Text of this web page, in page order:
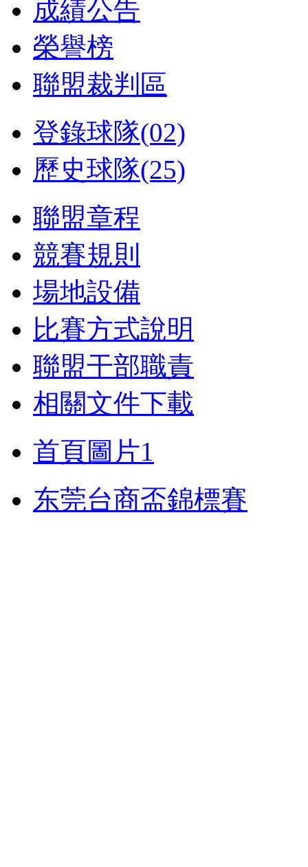
成績公告
榮譽榜
聯盟裁判區
登錄球隊(02)
歷史球隊(25)
聯盟章程
競賽規則
場地設備
比賽方式說明
聯盟干部職責
相關文件下載
首頁圖片1
东莞台商盃錦標賽